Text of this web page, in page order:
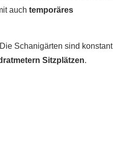
auch temporäres
Schanigärten sind konstant
Sitzplätzen.